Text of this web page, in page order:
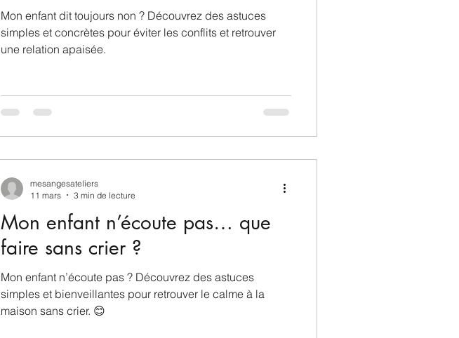
Mon enfant dit toujours non ? Découvrez des astuces
simples et concrètes pour éviter les conflits et retrouver
une relation apaisée.
Mon enfant n’écoute pas… que
faire sans crier ?
Mon enfant n’écoute pas ? Découvrez des astuces
simples et bienveillantes pour retrouver le calme à la
maison sans crier. 😊
mesangesateliers
11 mars
3 min de lecture